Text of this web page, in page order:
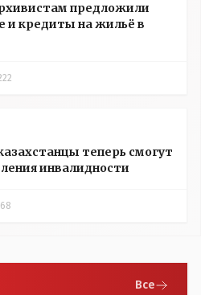
предложили
и кредиты на жильё в
теперь смогут
инвалидности
Все